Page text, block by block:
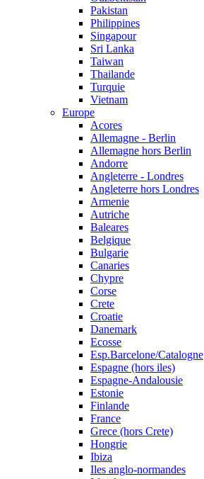
Pakistan
Philippines
Singapour
Sri Lanka
Taiwan
Thailande
Turquie
Vietnam
Europe
Acores
Allemagne - Berlin
Allemagne hors Berlin
Andorre
Angleterre - Londres
Angleterre hors Londres
Armenie
Autriche
Baleares
Belgique
Bulgarie
Canaries
Chypre
Corse
Crete
Croatie
Danemark
Ecosse
Esp.Barcelone/Catalogne
Espagne (hors iles)
Espagne-Andalousie
Estonie
Finlande
France
Grece (hors Crete)
Hongrie
Ibiza
Iles anglo-normandes